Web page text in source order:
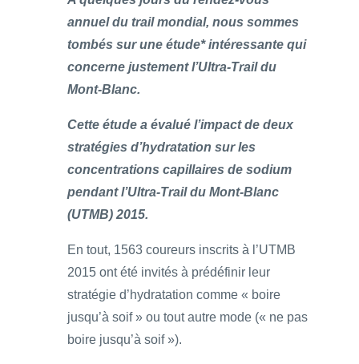
annuel du trail mondial, nous sommes
tombés sur une étude* intéressante qui
concerne justement l’Ultra-Trail du
Mont-Blanc.
Cette étude a évalué l’impact de deux
stratégies d’hydratation sur les
concentrations capillaires de sodium
pendant l’Ultra-Trail du Mont-Blanc
(UTMB) 2015.
En tout, 1563 coureurs inscrits à l’UTMB
2015 ont été invités à prédéfinir leur
stratégie d’hydratation comme « boire
jusqu’à soif » ou tout autre mode (« ne pas
boire jusqu’à soif »).